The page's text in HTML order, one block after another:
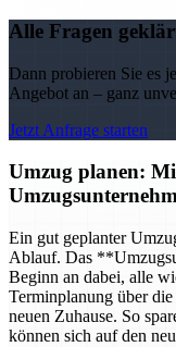
Alle Fragen
Dann probieren Sie es
Angebot an – ganz
Jetzt Anfrage starten
Umzug planen:
Ein gut geplanter
Ablauf. Das
Beginn an dabei, alle
Terminplanung über
neuen Zuhause. So
können sich auf den